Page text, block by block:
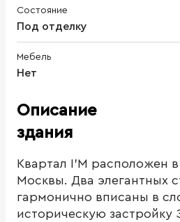
Состояние
Под отделку
Мебель
Нет
Описание
здания
Квартал I’M расположен
Москвы. Два элегантных
гармонично вписаны в
историческую застройку